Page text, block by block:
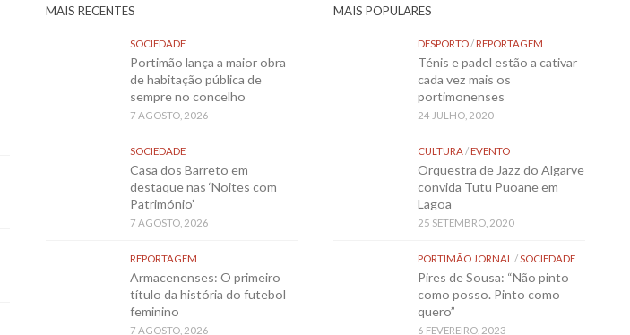
MAIS RECENTES
SOCIEDADE
Portimão lança a maior obra
de habitação pública de
sempre no concelho
7 AGOSTO, 2026
SOCIEDADE
Casa dos Barreto em
destaque nas ‘Noites com
Património’
7 AGOSTO, 2026
REPORTAGEM
Armacenenses: O primeiro
título da história do futebol
feminino
7 AGOSTO, 2026
MAIS POPULARES
DESPORTO/REPORTAGEM
Ténis e padel estão a cativar
cada vez mais os
portimonenses
24 JULHO, 2020
CULTURA/EVENTO
Orquestra de Jazz do Algarve
convida Tutu Puoane em
Lagoa
25 SETEMBRO, 2020
PORTIMÃO JORNAL /SOCIEDADE
Pires de Sousa: “Não pinto
como posso. Pinto como
quero”
6 FEVEREIRO, 2023